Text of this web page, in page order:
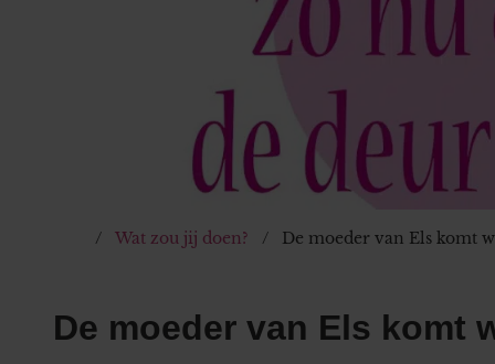
Wat zou jij doen? De moeder van Els komt
De moeder van Els komt